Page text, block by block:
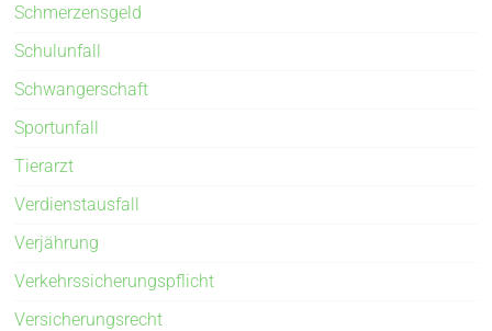
Schmerzensgeld
Schulunfall
Schwangerschaft
Sportunfall
Tierarzt
Verdienstausfall
Verjährung
Verkehrssicherungspflicht
Versicherungsrecht